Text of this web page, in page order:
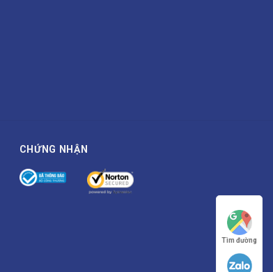
CHỨNG NHẬN
Tìm đường